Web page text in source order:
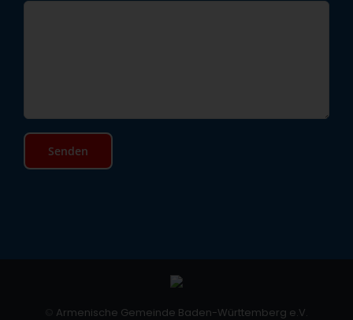
Armenische Gemeinde Baden-Württemberg e.V.